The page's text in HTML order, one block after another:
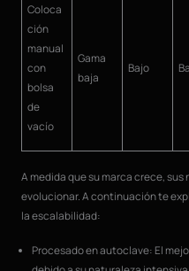
Coloca
ción
manual
con
bolsa
de
vacío
Gama
baja
Bajo
A medida que su marca crece,
evolucionar. A continuación te
la escalabilidad:
Procesado en autoclave: El